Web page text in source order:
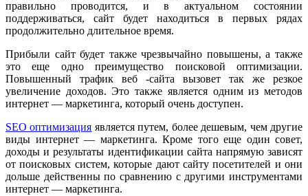
правильно проводится, и в актуальном состоянии
поддерживаться, сайт будет находиться в первых рядах
продолжительно длительное время.
Прибыли сайт будет также чрезвычайно повышены, а также
это еще одно преимущество поисковой оптимизации.
Повышенный трафик веб -сайта вызовет так же резкое
увеличение доходов. Это также является одним из методов
интернет — маркетинга, который очень доступен.
SEO оптимизация является путем, более дешевым, чем другие
виды интернет — маркетинга. Кроме того еще один совет,
доходы и результаты идентификации сайта напрямую зависят
от поисковых систем, которые дают сайту посетителей и они
дольше действенны по сравнению с другими инструментами
интернет — маркетинга.